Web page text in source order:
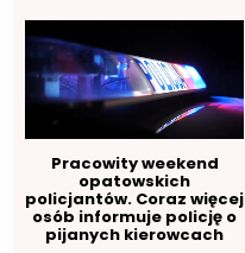
Pracowity weekend
opatowskich
policjantów. Coraz więcej
osób informuje policję o
pijanych kierowcach